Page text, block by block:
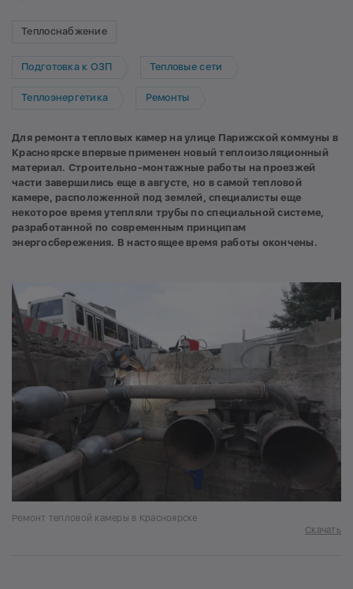
Теплоснабжение
Подготовка к ОЗП Тепловые сети
Теплоэнергетика Ремонты
Для ремонта тепловых камер на улице Парижской коммуны в
Красноярске впервые применен новый теплоизоляционный
материал. Строительно-монтажные работы на проезжей
части завершились еще в августе, но в самой тепловой
камере, расположенной под землей, специалисты еще
некоторое время утепляли трубы по специальной системе,
разработанной по современным принципам
энергосбережения. В настоящее время работы окончены.
Ремонт тепловой камеры в Красноярске
Скачать